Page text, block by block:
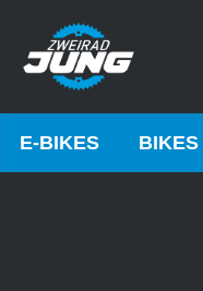
E-BIKES BIKES